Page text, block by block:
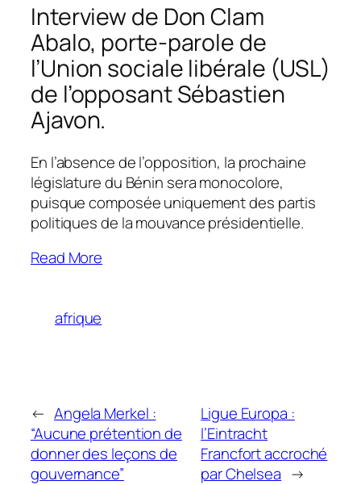
Interview de Don Clam
Abalo, porte-parole de
l’Union sociale libérale (USL)
de l’opposant Sébastien
Ajavon.
En l’absence de l’opposition, la prochaine
législature du Bénin sera monocolore,
puisque composée uniquement des partis
politiques de la mouvance présidentielle.
Read More
afrique
← Angela Merkel :
“Aucune prétention de
donner des leçons de
gouvernance”
Ligue Europa :
l’Eintracht
Francfort accroché
par Chelsea →